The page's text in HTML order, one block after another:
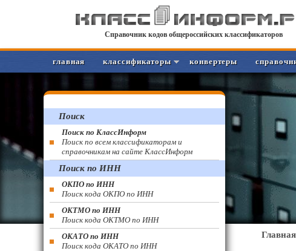
Справочник кодов общероссийских классификаторов
главная классификаторы конвертеры
Главная
Поиск
Поиск по КлассИнформ
Поиск по всем классификаторам и
справочникам на сайте КлассИнформ
Поиск по ИНН
ОКПО по ИНН
Поиск кода ОКПО по ИНН
ОКТМО по ИНН
Поиск кода ОКТМО по ИНН
ОКАТО по ИНН
Поиск кода ОКАТО по ИНН